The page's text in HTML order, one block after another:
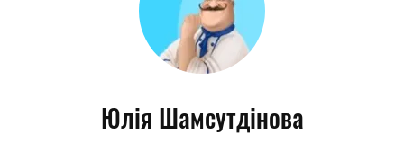
Юлія Шамсутдінова